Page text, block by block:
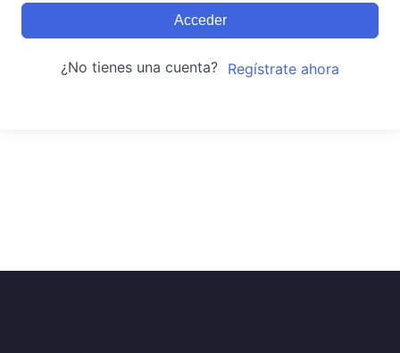
Acceder
¿No tienes una cuenta? Regístrate ahora